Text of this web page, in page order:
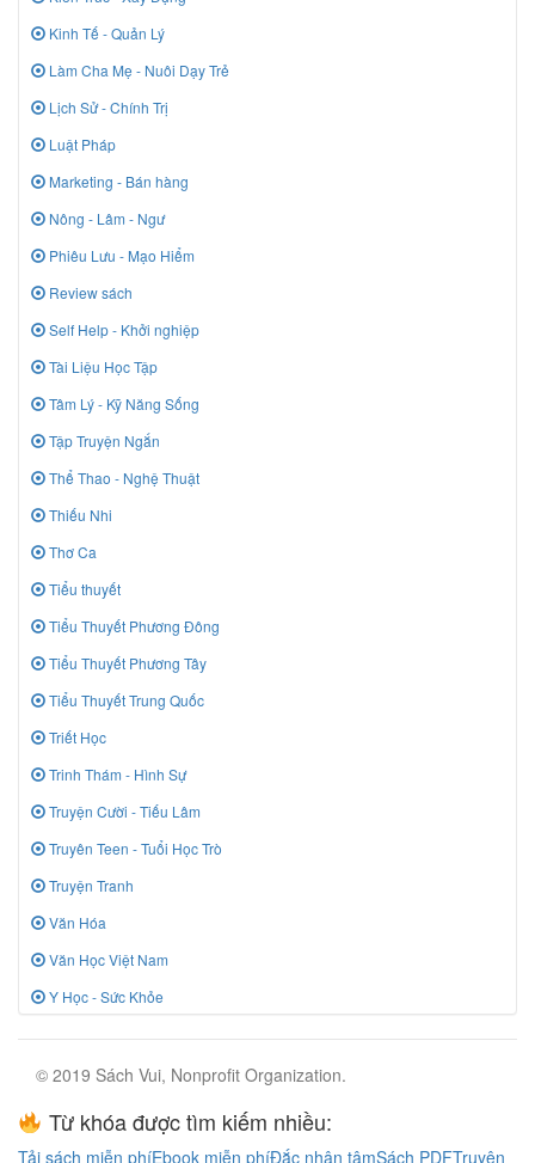
Kinh Tế - Quản Lý
Làm Cha Mẹ - Nuôi Dạy Trẻ
Lịch Sử - Chính Trị
Luật Pháp
Marketing - Bán hàng
Nông - Lâm - Ngư
Phiêu Lưu - Mạo Hiểm
Review sách
Self Help - Khởi nghiệp
Tài Liệu Học Tập
Tâm Lý - Kỹ Năng Sống
Tập Truyện Ngắn
Thể Thao - Nghệ Thuật
Thiếu Nhi
Thơ Ca
Tiểu thuyết
Tiểu Thuyết Phương Đông
Tiểu Thuyết Phương Tây
Tiểu Thuyết Trung Quốc
Triết Học
Trinh Thám - Hình Sự
Truyện Cười - Tiếu Lâm
Truyên Teen - Tuổi Học Trò
Truyện Tranh
Văn Hóa
Văn Học Việt Nam
Y Học - Sức Khỏe
© 2019 Sách Vui, Nonprofit Organization.
Từ khóa được tìm kiếm nhiều:
Tải sách miễn phíEbook miễn phíĐắc nhân tâmSách PDFTruyện